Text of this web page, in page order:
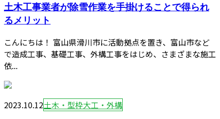
土木工事業者が除雪作業を手掛けることで得られ
るメリット
こんにちは！ 富山県滑川市に活動拠点を置き、富山市など
で造成工事、基礎工事、外構工事をはじめ、さまざまな施工
依...
2023.10.12土木・型枠大工・外構